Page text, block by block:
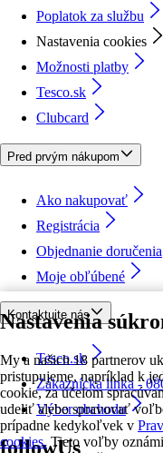
Nastavenia
My a našich 18 partnerov
pristupujeme, napríklad k
cookie, za účelom
udeliť alebo spravovať
prípadne kedykoľvek v
cookies. Tieto voľby
Poplatok za službu
Nastavenia cookies
Možnosti platby
Tesco.sk
Clubcard
Pred prvým nákupom
Ako nakupovať
Registrácia
Objednanie doručenia
Moje obľúbené
Kontaktujte nás
Tesco.sk
Zákaznícka linka -
Výber obchodu
followUs